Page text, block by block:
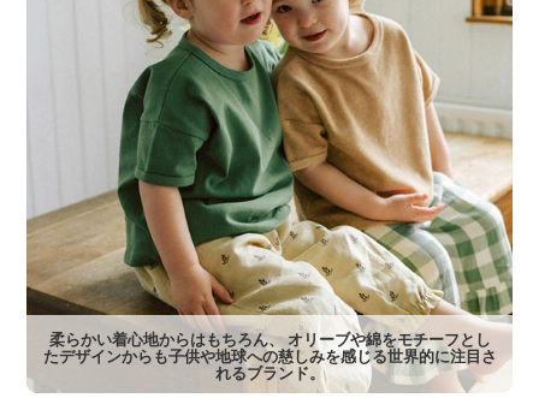
柔らかい着心地からはもちろん、 オリーブや綿をモチーフとし
たデザインからも子供や地球への慈しみを感じる世界的に注目さ
れるブランド。